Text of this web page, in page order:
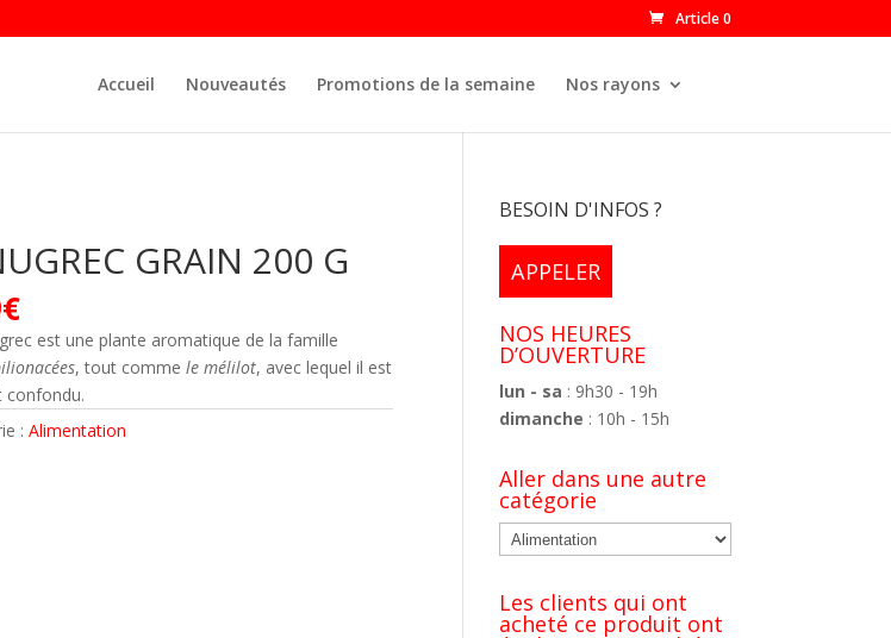
Article 0
Accueil Nouveautés Promotions de la semaine Nos rayons
GRAIN 200 G
€
est une plante aromatique de la famille
, tout commele mélilot, avec lequel il est
confondu.
:Alimentation
BESOIN D'INFOS ?
APPELER
NOS HEURES
D’OUVERTURE
lun - sa : 9h30 - 19h
dimanche : 10h - 15h
Aller dans une autre
catégorie
Les clients qui ont
acheté ce produit ont